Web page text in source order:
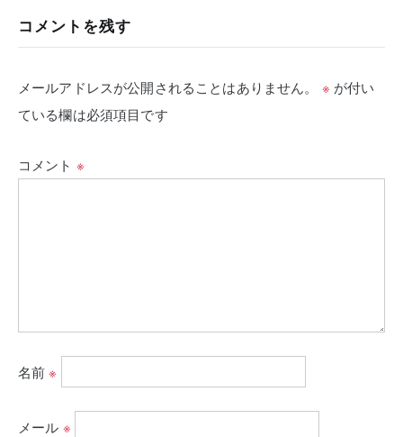
コメントを残す
メールアドレスが公開されることはありません。 ※ が付い
ている欄は必須項目です
コメント ※
名前※
メール ※